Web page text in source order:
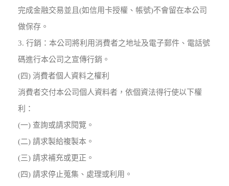
完成金融交易並且(如信用卡授權、帳號)不會留在本公司
做保存。
3. 行銷：本公司將利用消費者之地址及電子郵件、電話號
碼進行本公司之宣傳行銷。
(四) 消費者個人資料之權利
消費者交付本公司個人資料者，依個資法得行使以下權
利：
(一) 查詢或請求閱覽。
(二) 請求製給複製本。
(三) 請求補充或更正。
(四) 請求停止蒐集、處理或利用。